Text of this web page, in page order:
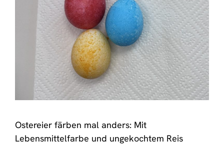
Ostereier färben mal anders: Mit
Lebensmittelfarbe und ungekochtem Reis